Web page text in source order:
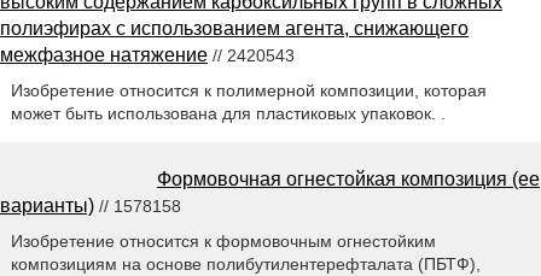
полиэфирах с использованием агента, снижающего
межфазное натяжение // 2420543
Изобретение относится к полимерной композиции, которая
может быть использована для пластиковых упаковок. .
Формовочная огнестойкая композиция (ее
варианты) // 1578158
Изобретение относится к формовочным огнестойким
композициям на основе полибутилентерефталата (ПБТФ),